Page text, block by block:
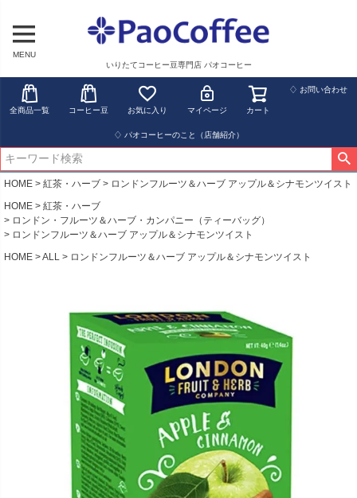
MENU
いりたてコーヒー豆専門店 パオコーヒー
全商品一覧 コーヒー豆 お気に入り マイページ カート
♢ お問い合わせ
♢ パオコーヒーのこと（店舗紹介）
HOME 紅茶・ハーブ
ロンドンフルーツ＆ハーブ アップル＆シナモンツイスト
HOME
紅茶・ハーブ
ロンドン・フルーツ＆ハーブ・カンパニー（ティーバッグ）
ロンドンフルーツ＆ハーブ アップル＆シナモンツイスト
HOME
ALL ロンドンフルーツ＆ハーブ アップル＆シナモンツイスト